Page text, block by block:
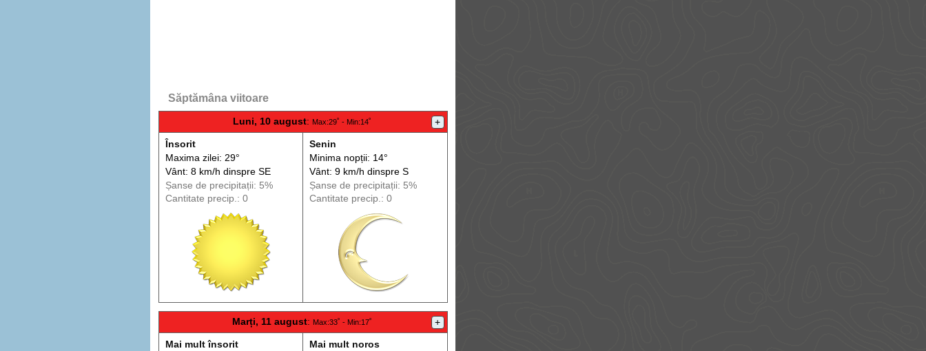
Săptămâna viitoare
Luni, 10 august: Max:29˚ - Min:14˚ +
Însorit
Maxima zilei: 29°
Vânt: 8 km/h dinspreSE
Șanse de precipitații: 5%
Cantitate precip.: 0
Senin
Minima nopții: 14°
Vânt: 9 km/h dinspreS
Șanse de precipitații: 5%
Cantitate precip.: 0
Marți, 11 august: Max:33˚ - Min:17˚ +
Mai mult însorit
Mai mult noros